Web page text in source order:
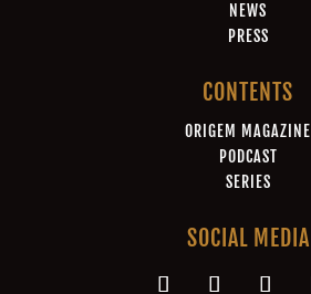
NEWS
PRESS
CONTENTS
ORIGEM MAGAZINE
PODCAST
SERIES
SOCIAL MEDIA